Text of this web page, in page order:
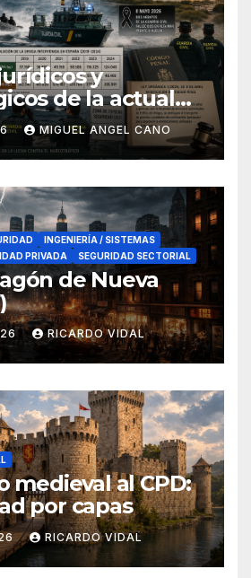
y
de la actual
el narcotráfico
España
MIGUEL ANGEL CANO
INGENIERÍA / SISTEMAS
PRIVADA
SEGURIDAD SECTORIAL
de Nueva
RICARDO VIDAL
medieval al CPD:
por capas
RICARDO VIDAL